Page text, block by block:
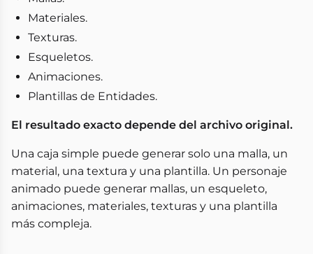
Materiales.
Texturas.
Esqueletos.
Animaciones.
Plantillas de Entidades.
El resultado exacto depende del archivo original.
Una caja simple puede generar solo una malla, un
material, una textura y una plantilla. Un personaje
animado puede generar mallas, un esqueleto,
animaciones, materiales, texturas y una plantilla
más compleja.